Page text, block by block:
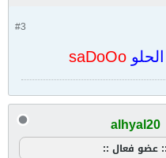
#3
saDoOo
alhyal20
:: عضو فعال ::